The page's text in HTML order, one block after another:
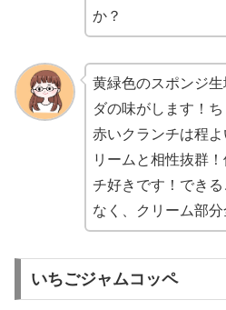
か？
黄緑色のスポンジ
ダの味がします！ち
赤いクランチは程
リームと相性抜群
チ好きです！でき
なく、クリーム部
いちごジャムコッペ